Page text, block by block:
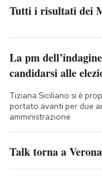
Tutti i risultati dei
La pm
candidarsi alle
Tiziana Siciliano si è
portato avanti per due
amministrazione
Talk torna a Verona